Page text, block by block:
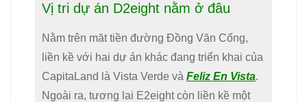
Vị tri dự án D2eight nằm ở đâu
Nằm trên măt tiền đường Đồng Văn Cống,
liền kề với hai dự án khác đang triển khai của
CapitaLand là Vista Verde và Feliz En Vista.
Ngoài ra, tương lai E2eight còn liền kề một